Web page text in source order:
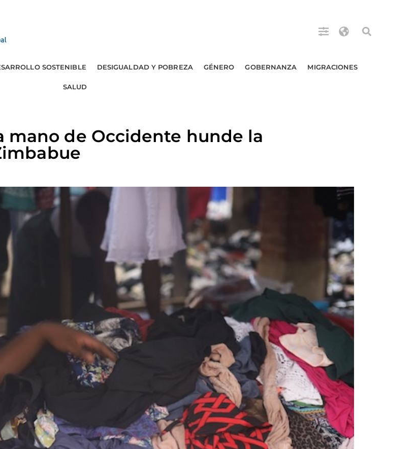
SOSTENIBLE DESIGUALDAD Y POBREZA GÉNERO GOBERNANZA MIGRACIONES
SALUD
mano de Occidente hunde la